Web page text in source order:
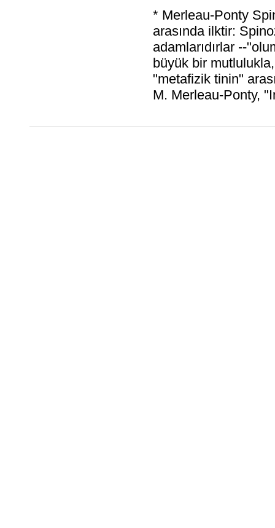
* Merleau-Ponty
arasında ilktir:
adamlarıdırlar --
büyük bir
"metafizik tinin"
M. Merleau-Ponty,